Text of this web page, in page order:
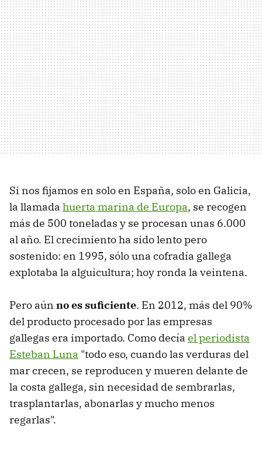
Si nos fijamos en solo en España, solo en Galicia,
la llamada huerta marina de Europa, se recogen
más de 500 toneladas y se procesan unas 6.000
al año. El crecimiento ha sido lento pero
sostenido: en 1995, sólo una cofradía gallega
explotaba la alguicultura; hoy ronda la veintena.
Pero aún no es suficiente. En 2012, más del 90%
del producto procesado por las empresas
gallegas era importado. Como decía el periodista
Esteban Luna "todo eso, cuando las verduras del
mar crecen, se reproducen y mueren delante de
la costa gallega, sin necesidad de sembrarlas,
trasplantarlas, abonarlas y mucho menos
regarlas".